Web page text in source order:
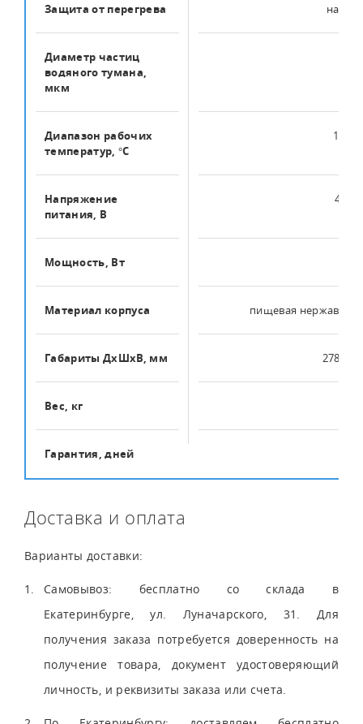
Защита от перегрева
Диаметр частиц
водяного тумана,
мкм
Диапазон рабочих
температур, °C
Напряжение
питания, В
48 DC
Мощность, Вт
Материал корпуса пищевая
Габариты ДхШхВ, мм
Вес, кг
Гарантия, дней
Доставка и оплата
Варианты доставки:
Самовывоз: бесплатно со склада в
Екатеринбурге, ул. Луначарского, 31. Для
получения заказа потребуется доверенность на
получение товара, документ удостоверяющий
личность, и реквизиты заказа или счета.